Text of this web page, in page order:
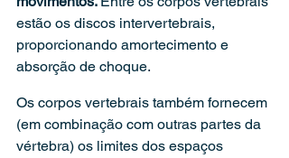
estão os discos intervertebrais,
proporcionando amortecimento e
absorção de choque.
Os corpos vertebrais também fornecem
(em combinação com outras partes da
vértebra) os limites dos espaços